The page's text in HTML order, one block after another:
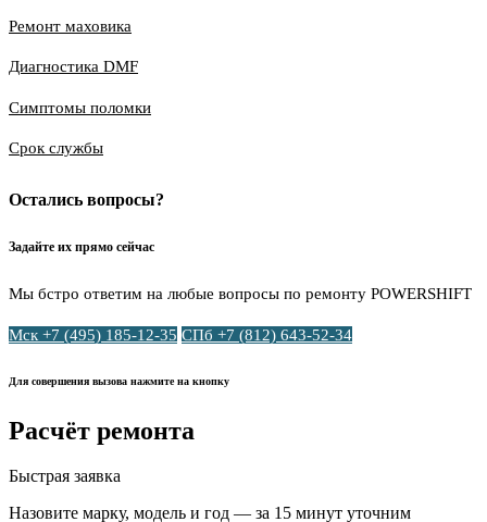
Ремонт маховика
Диагностика DMF
Симптомы поломки
Срок службы
Остались вопросы?
Задайте их прямо сейчас
Мы бстро ответим на любые вопросы по ремонту POWERSHIFT
Мск +7 (495) 185-12-35 СПб +7 (812) 643-52-34
Для совершения вызова нажмите на кнопку
Расчёт ремонта
Быстрая заявка
Назовите марку, модель и год — за 15 минут уточним